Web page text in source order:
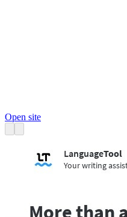
Open site